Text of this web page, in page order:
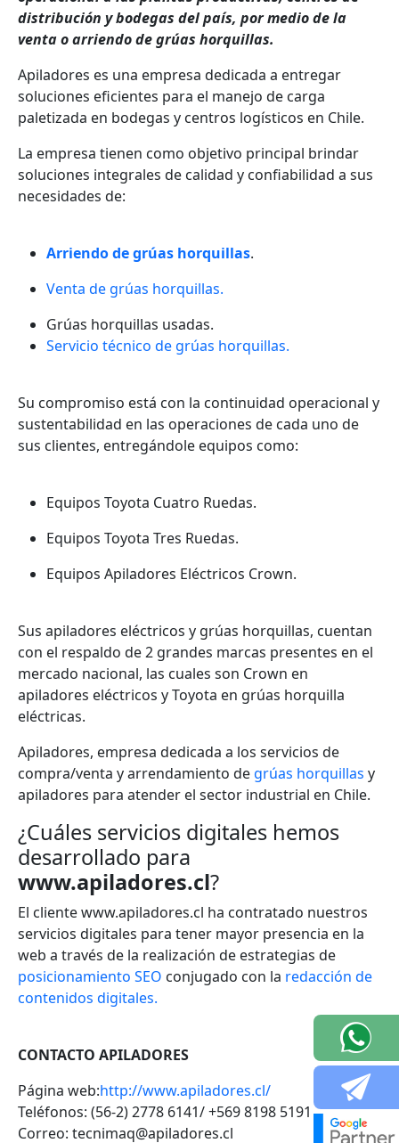
distribución y bodegas del país, por medio de la
venta o arriendo de grúas horquillas.
Apiladores es una empresa dedicada a entregar
soluciones eficientes para el manejo de carga
paletizada en bodegas y centros logísticos en Chile.
La empresa tienen como objetivo principal brindar
soluciones integrales de calidad y confiabilidad a sus
necesidades de:
Arriendo degrúas horquillas.
Venta de grúas horquillas.
Grúas horquillas usadas.
Servicio técnico de grúas horquillas.
Su compromiso está con la continuidad operacional y
sustentabilidad en las operaciones de cada uno de
sus clientes, entregándole equipos como:
Equipos Toyota Cuatro Ruedas.
Equipos Toyota Tres Ruedas.
Equipos Apiladores Eléctricos Crown.
Sus apiladores eléctricos y grúas horquillas, cuentan
con el respaldo de 2 grandes marcas presentes en el
mercado nacional, las cuales son Crown en
apiladores eléctricos y Toyota en grúas horquilla
eléctricas.
Apiladores, empresa dedicada a los servicios de
compra/venta y arrendamiento de grúas horquillas y
apiladores para atender el sector industrial en Chile.
¿Cuáles servicios digitales hemos
desarrollado para
www.apiladores.cl?
El cliente www.apiladores.cl ha contratado nuestros
servicios digitales para tener mayor presencia en la
web a través de la realización de estrategias de
posicionamiento SEO conjugado con la redacción de
contenidos digitales.
CONTACTO APILADORES
Página web:http://www.apiladores.cl/
Teléfonos: (56-2) 2778 6141/ +569 8198 5191
Correo: tecnimaq@apiladores.cl